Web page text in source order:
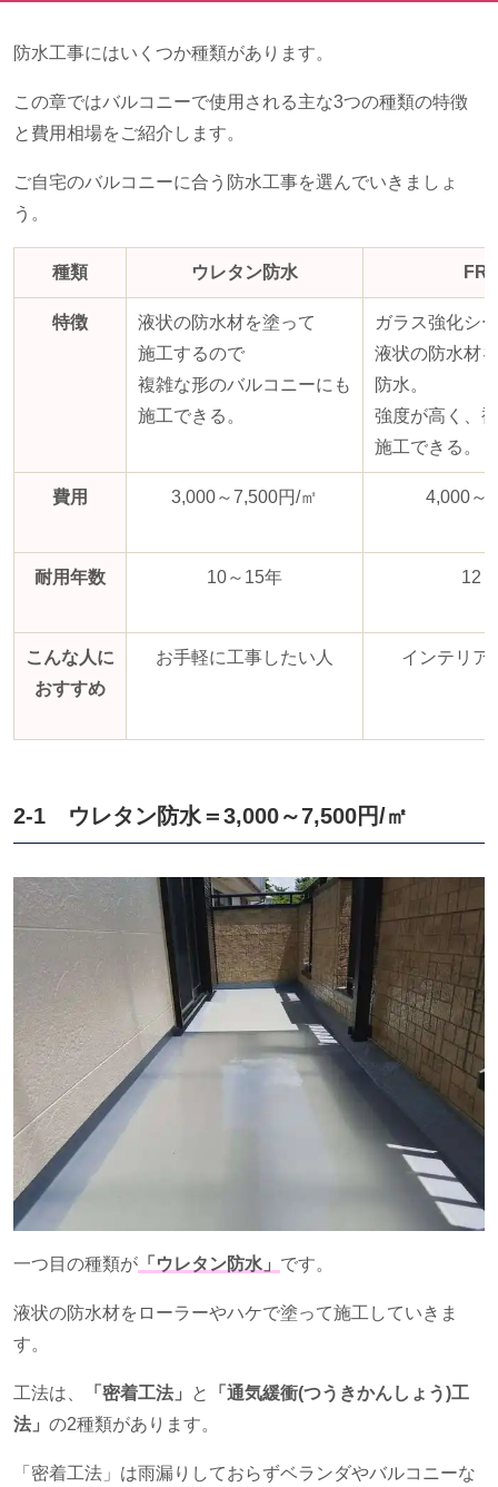
防水工事にはいくつか種類があります。
この章ではバルコニーで使用される主な3つの種類の特徴
と費用相場をご紹介します。
ご自宅のバルコニーに合う防水工事を選んでいきましょ
う。
種類 ウレタン防水
特徴
液状の防水材を塗って
施工するので
複雑な形のバルコニーにも
施工できる。
ガラス強化シ
液状の防水材
防水。
強度が高く、
施工できる。
費用 3,000～7,500円/㎡ 4,000～
耐用年数 10～ 15年 12～
こんな人に
おすすめ
お手軽に工事したい人 インテリア
2-1 ウレタン防水＝3,000～7,500円/㎡
一つ目の種類が 「ウレタン防水」 です。
液状の防水材をローラーやハケで塗って施工していきま
す。
工法は、 「密着工法」 と
「通気緩衝(つうきかんしょう)工
法」 の2種類があります。
「密着工法」は雨漏りしておらずベランダやバルコニーな